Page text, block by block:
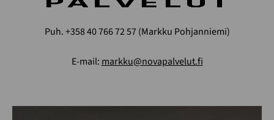
Puh. +358 40 766 72 57 (Markku Pohjanniemi)
E-mail: markku@novapalvelut.fi